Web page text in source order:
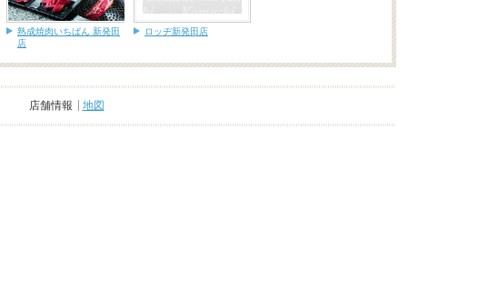
熟成焼肉いちばん 新発田
店
ロッヂ新発田店
店舗情報 地図